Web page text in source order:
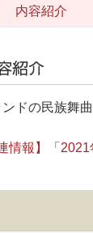
内容紹介
紹介
ンドの民族舞
情報】「